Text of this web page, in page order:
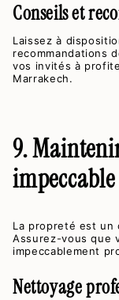
Conseils et
Laissez à
recommandations
vos invités à
Marrakech.
9.
impeccable
La propreté est un
Assurez-vous que
impeccablement
Nettoyage